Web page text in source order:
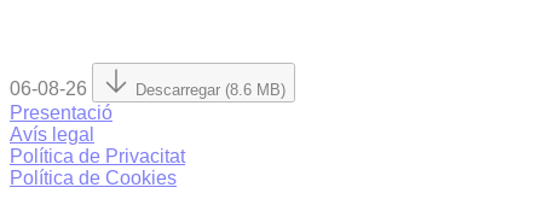
06-08-26 Descarregar (8.6 MB)
Presentació
Avís legal
Política de Privacitat
Política de Cookies